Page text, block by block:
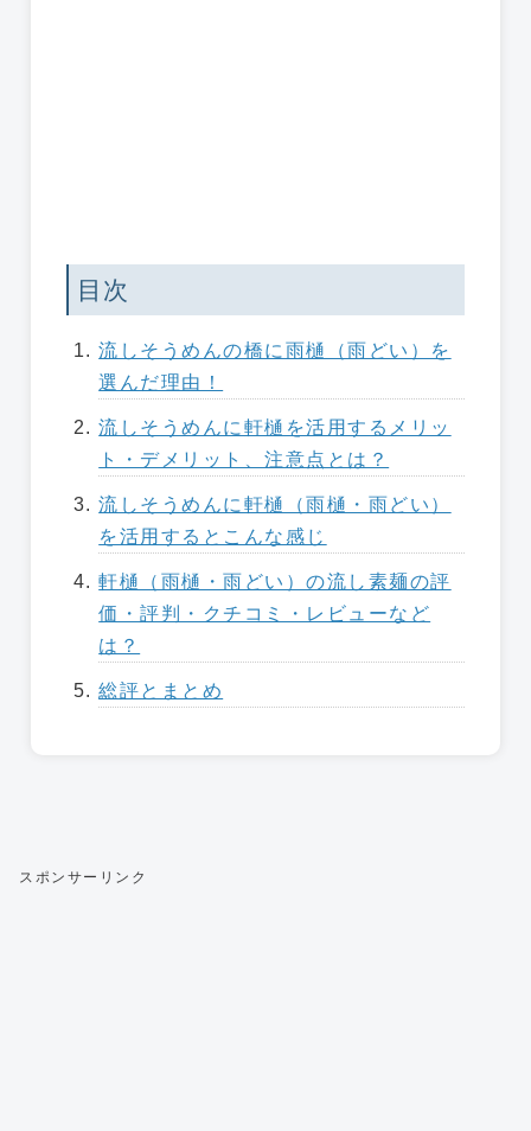
目次
流しそうめんの橋に雨樋（雨どい）を
選んだ理由！
流しそうめんに軒樋を活用するメリッ
ト・デメリット、注意点とは？
流しそうめんに軒樋（雨樋・雨どい）
を活用するとこんな感じ
軒樋（雨樋・雨どい）の流し素麺の評
価・評判・クチコミ・レビューなど
は？
総評とまとめ
スポンサーリンク